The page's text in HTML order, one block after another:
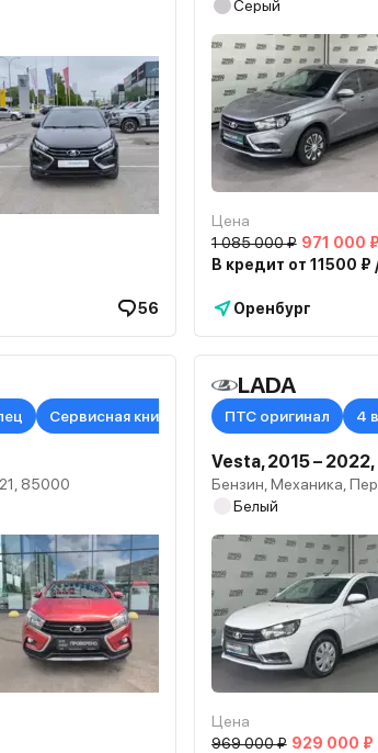
56
Серый
Цена
1 085 000 ₽ 971 000 ₽
В кредит от 11500 ₽
Оренбург
Сервисная книжка в наличии
85000
LADA
ПТС оригинал 4
Vesta, 2015 – 2022,
Бензин, Механика,
Белый
Цена
969 000 ₽ 929 000 ₽